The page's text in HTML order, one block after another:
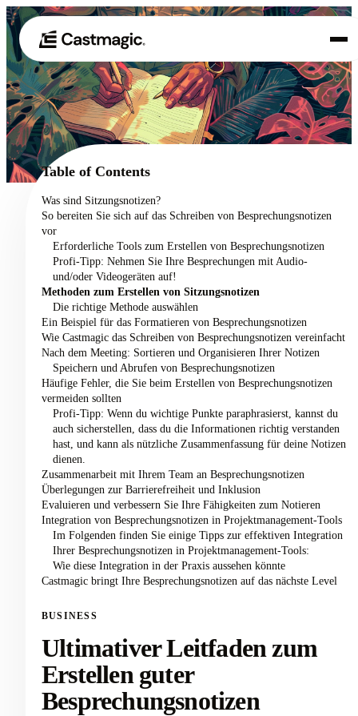
01 Produkt
02 Anwendungsfälle
Preisgestaltung
Über uns
Table of Contents
Was sind Sitzungsnotizen?
So bereiten Sie sich auf das Schreiben von Besprechungsnotizen
vor
Erforderliche Tools zum Erstellen von Besprechungsnotizen
Profi-Tipp: Nehmen Sie Ihre Besprechungen mit Audio-
und/oder Videogeräten auf!
Methoden zum Erstellen von Sitzungsnotizen
Die richtige Methode auswählen
Ein Beispiel für das Formatieren von Besprechungsnotizen
Wie Castmagic das Schreiben von Besprechungsnotizen vereinfacht
Nach dem Meeting: Sortieren und Organisieren Ihrer Notizen
Speichern und Abrufen von Besprechungsnotizen
Häufige Fehler, die Sie beim Erstellen von Besprechungsnotizen
vermeiden sollten
Profi-Tipp: Wenn du wichtige Punkte paraphrasierst, kannst du
auch sicherstellen, dass du die Informationen richtig verstanden
hast, und kann als nützliche Zusammenfassung für deine Notizen
dienen.
Zusammenarbeit mit Ihrem Team an Besprechungsnotizen
Überlegungen zur Barrierefreiheit und Inklusion
Evaluieren und verbessern Sie Ihre Fähigkeiten zum Notieren
Integration von Besprechungsnotizen in Projektmanagement-Tools
Im Folgenden finden Sie einige Tipps zur effektiven Integration
Ihrer Besprechungsnotizen in Projektmanagement-Tools:
Wie diese Integration in der Praxis aussehen könnte
Castmagic bringt Ihre Besprechungsnotizen auf das nächste Level
BUSINESS
Ultimativer Leitfaden zum
Erstellen guter
Besprechungsnotizen